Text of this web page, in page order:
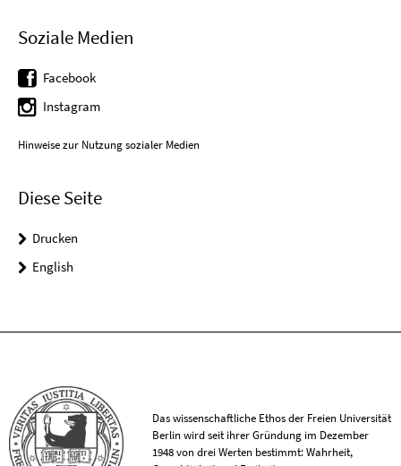
Soziale Medien
Facebook
Instagram
Hinweise zur Nutzung sozialer Medien
Diese Seite
Drucken
English
Das wissenschaftliche Ethos der Freien Universität
Berlin wird seit ihrer Gründung im Dezember
1948 von drei Werten bestimmt: Wahrheit,